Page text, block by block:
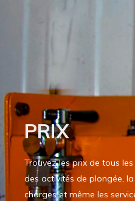
PRIX
Trouvez les prix de tous
des activités de plongée,
charges et même les